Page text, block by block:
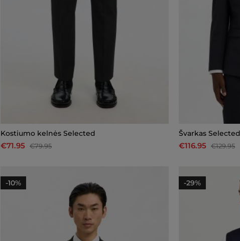
Kostiumo kelnės Selected
€71.95 €79.95
Švarkas Selected
€116.95 €129.95
-10% -29%